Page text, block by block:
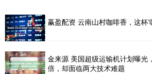
赢盈配资 云南山村咖啡香，这杯‘
金来源 美国超级运输机计划曝光
倍，却面临两大技术难题